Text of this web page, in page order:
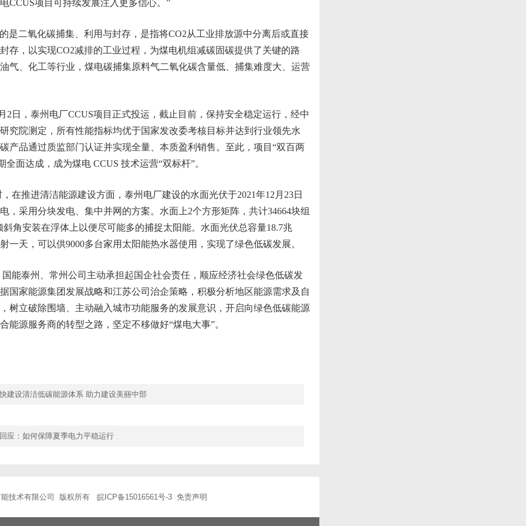
CCUS项目可持续发展注入更多信心。”
二氧化碳捕集、利用与封存，是指将CO2从工业排放源中分离后或直接
存，以实现CO2减排的工业过程，为煤电机组减碳固碳提供了关键的路
气、化工等行业，煤电碳捕集原料气二氧化碳含量低、捕集难度大、运营
日，泰州电厂CCUS项目正式投运，截止目前，保持安全稳定运行，经中
究院测定，所有性能指标均优于国家发改委考核目标并达到行业领先水
产品通过质监部门认证并实现全量、本质盈利销售。至此，项目“双百两
全面达成，成为煤电 CCUS 技术运营“双标杆”。
推进清洁能源建设方面，泰州电厂建设的水面光伏于2021年12月23日
，采用分块发电、集中并网的方案。水面上2个方形矩阵，共计34664块组
斜角安装在浮体上以便尽可能多的捕捉太阳能。水面光伏总容量18.7兆
一天，可以供9000多台家用太阳能热水器使用，实现了绿色低碳发展。
泰州、常州公司主动承担起国企社会责任，顺应经济社会绿色低碳发
国家能源集团发展战略和江苏公司治企策略，积极分析地区能源需求及自
树立破除围墙、主动融入城市功能服务的发展意识，开启向绿色低碳能源
能源服务商的转型之路，坚定不移做好“煤电大事”。
建设清洁低碳能源体系 助力建设美丽中部
应：如何保障夏季电力平稳运行
能技术有限公司 版权所有 皖ICP备15016561号-3 免责声明